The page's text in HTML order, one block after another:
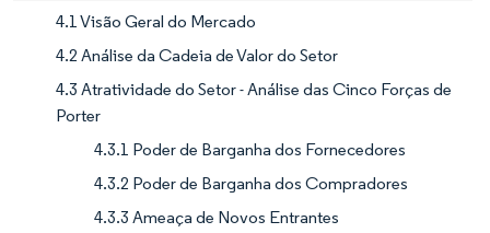
4.1 Visão Geral do Mercado
4.2 Análise da Cadeia de Valor do Setor
4.3 Atratividade do Setor - Análise das Cinco Forças de
Porter
4.3.1 Poder de Barganha dos Fornecedores
4.3.2 Poder de Barganha dos Compradores
4.3.3 Ameaça de Novos Entrantes